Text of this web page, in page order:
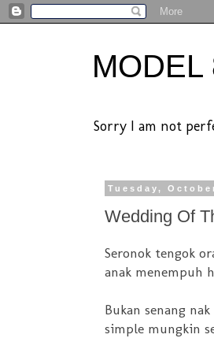
MODEL
Sorry I am not
Tuesday,
Wedding Of
Seronok tengok
anak menempuh
Bukan senang
simple mungkin